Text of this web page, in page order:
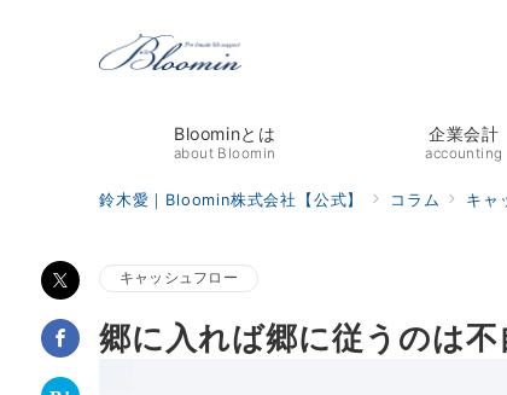
Bloominとは
about Bloomin
企業会計
accounting
鈴木愛｜Bloomin株式会社【公式】 コラム キャ
キャッシュフロー
郷に入れば郷に従うのは不